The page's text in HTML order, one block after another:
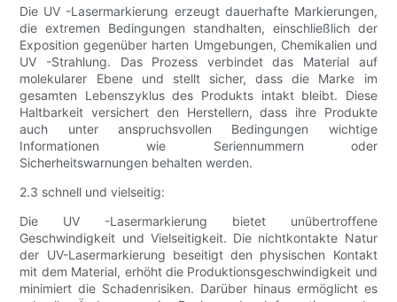
Die UV -Lasermarkierung erzeugt dauerhafte Markierungen,
die extremen Bedingungen standhalten, einschließlich der
Exposition gegenüber harten Umgebungen, Chemikalien und
UV -Strahlung. Das Prozess verbindet das Material auf
molekularer Ebene und stellt sicher, dass die Marke im
gesamten Lebenszyklus des Produkts intakt bleibt. Diese
Haltbarkeit versichert den Herstellern, dass ihre Produkte
auch unter anspruchsvollen Bedingungen wichtige
Informationen wie Seriennummern oder
Sicherheitswarnungen behalten werden.
2.3 schnell und vielseitig:
Die UV -Lasermarkierung bietet unübertroffene
Geschwindigkeit und Vielseitigkeit. Die nichtkontakte Natur
der UV-Lasermarkierung beseitigt den physischen Kontakt
mit dem Material, erhöht die Produktionsgeschwindigkeit und
minimiert die Schadenrisiken. Darüber hinaus ermöglicht es